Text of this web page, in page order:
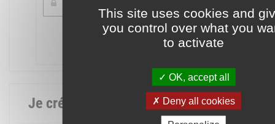
This site uses cookies and
you control over what you
to activate
OK, accept all
Deny all cookies
Mot de passe oublié ?
Je crée mon compte